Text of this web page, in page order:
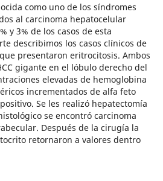
como uno de los síndromes
al carcinoma hepatocelular
y 3% de los casos de esta
describimos los casos clínicos de
presentaron eritrocitosis. Ambos
gigante en el lóbulo derecho del
elevadas de hemoglobina
incrementados de alfa feto
Se les realizó hepatectomía
se encontró carcinoma
Después de la cirugía la
retornaron a valores dentro